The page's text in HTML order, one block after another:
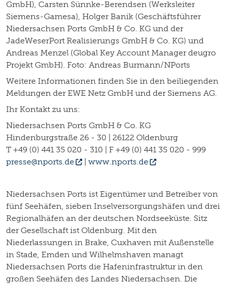
GmbH), Carsten Sünnke-Berendsen (Werksleiter
Siemens-Gamesa), Holger Banik (Geschäftsführer
Niedersachsen Ports GmbH & Co. KG und der
JadeWeserPort Realisierungs GmbH & Co. KG) und
Andreas Menzel (Global Key Account Manager deugro
Projekt GmbH). Foto: Andreas Burmann/NPorts
Weitere Informationen finden Sie in den beiliegenden
Meldungen der EWE Netz GmbH und der Siemens AG.
Ihr Kontakt zu uns:
Niedersachsen Ports GmbH & Co. KG
Hindenburgstraße 26 - 30 | 26122 Oldenburg
T +49 (0) 441 35 020 - 310 | F +49 (0) 441 35 020 - 999
presse@nports.de
| www.nports.de
Niedersachsen Ports ist Eigentümer und Betreiber von
fünf Seehäfen, sieben Inselversorgungshäfen und drei
Regionalhäfen an der deutschen Nordseeküste. Sitz
der Gesellschaft ist Oldenburg. Mit den
Niederlassungen in Brake, Cuxhaven mit Außenstelle
in Stade, Emden und Wilhelmshaven managt
Niedersachsen Ports die Hafeninfrastruktur in den
großen Seehäfen des Landes Niedersachsen. Die